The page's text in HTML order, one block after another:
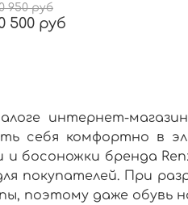
950 руб
500 руб
интернет-
себя комфортно в
и босоножки бренда
покупателей. При
поэтому даже обувь